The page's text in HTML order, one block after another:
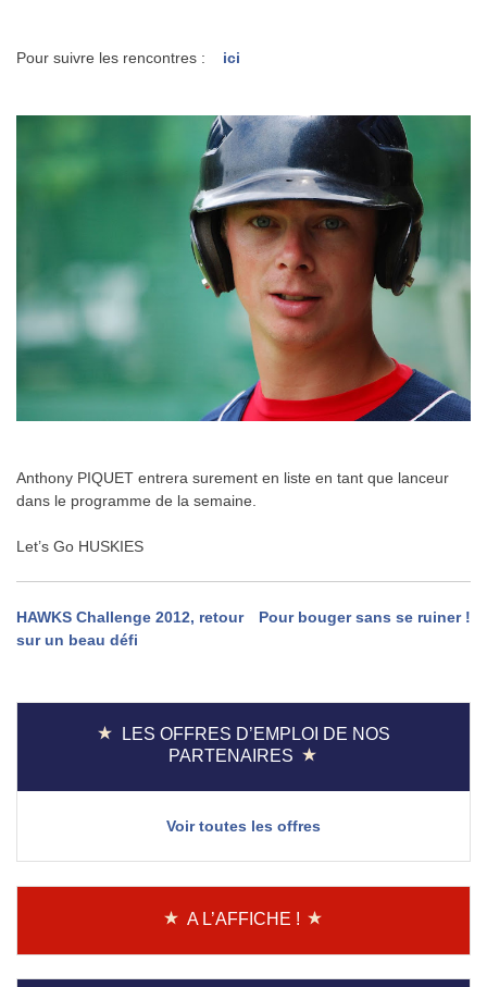
Pour suivre les rencontres :
ici
Anthony PIQUET entrera surement en liste en tant que lanceur
dans le programme de la semaine.
Let’s Go HUSKIES
Navigation
l’article
HAWKS Challenge 2012, retour
sur un beau défi
Pour bouger sans se ruiner !
LES OFFRES D’EMPLOI DE NOS
PARTENAIRES
Voir toutes les offres
A L’AFFICHE !